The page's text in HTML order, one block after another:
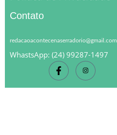
Contato
redacaoacontecenaserradorio@gmail.com
WhastsApp: (24) 99287-1497